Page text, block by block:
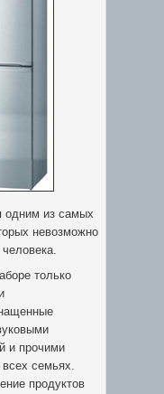
одним из самых
невозможно
только
и прочими
семьях.
продуктов